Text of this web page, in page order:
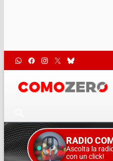
RADIO
Ascolta la
con un click!